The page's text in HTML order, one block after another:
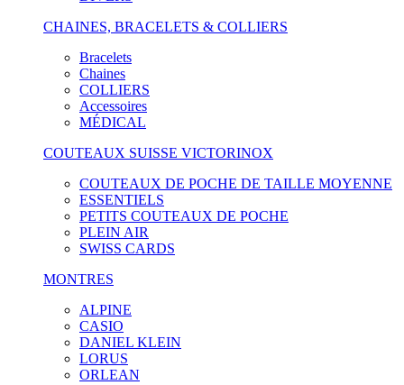
CHAINES, BRACELETS & COLLIERS
Bracelets
Chaines
COLLIERS
Accessoires
MÉDICAL
COUTEAUX SUISSE VICTORINOX
COUTEAUX DE POCHE DE TAILLE MOYENNE
ESSENTIELS
PETITS COUTEAUX DE POCHE
PLEIN AIR
SWISS CARDS
MONTRES
ALPINE
CASIO
DANIEL KLEIN
LORUS
ORLEAN